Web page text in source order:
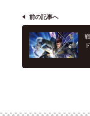
前の記事へ